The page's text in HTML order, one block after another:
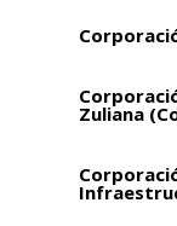
Zuliana